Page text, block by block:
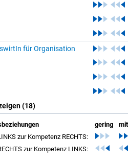
für Organisation
(18)
gering
zur Kompetenz RECHTS:
zur Kompetenz LINKS: